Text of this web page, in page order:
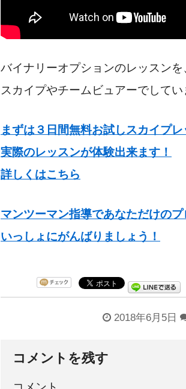
バイナリーオプションのレッスンを
スカイプやチームビュアーでしてい
まずは３日間無料お試しスカイプ
実際のレッスンが体験出来ます！
詳しくはこちら
マンツーマン指導であなただけのプ
いっしょにがんばりましょう！
2018年6月5日
コメントを残す